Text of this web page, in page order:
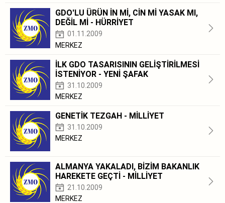
GDO'LU ÜRÜN İN Mİ, CİN Mİ YASAK MI,
DEĞİL Mİ - HÜRRİYET
01.11.2009
MERKEZ
İLK GDO TASARISININ GELİŞTİRİLMESİ
İSTENİYOR - YENİ ŞAFAK
31.10.2009
MERKEZ
GENETİK TEZGAH - MİLLİYET
31.10.2009
MERKEZ
ALMANYA YAKALADI, BİZİM BAKANLIK
HAREKETE GEÇTİ - MİLLİYET
21.10.2009
MERKEZ